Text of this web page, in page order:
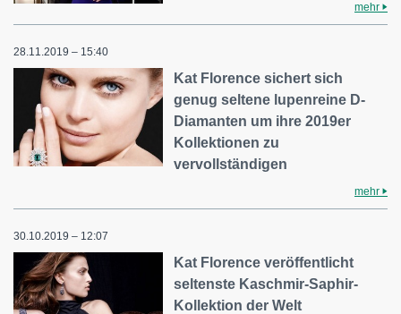
mehr
28.11.2019 – 15:40
Kat Florence sichert sich
genug seltene lupenreine D-
Diamanten um ihre 2019er
Kollektionen zu
vervollständigen
mehr
30.10.2019 – 12:07
Kat Florence veröffentlicht
seltenste Kaschmir-Saphir-
Kollektion der Welt